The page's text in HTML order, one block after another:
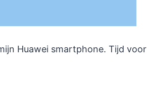
Huawei smartphone. Tijd voor